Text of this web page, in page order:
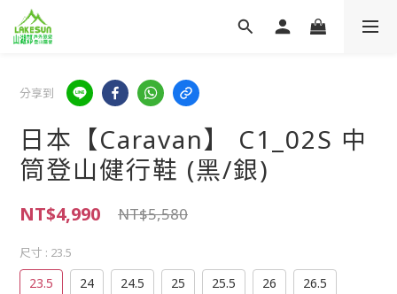
分享到
日本【Caravan】 C1_02S 中
筒登山健行鞋 (黑/銀)
NT$4,990 NT$5,580
尺寸 : 23.5
23.5 24 24.5 25 25.5 26 26.5